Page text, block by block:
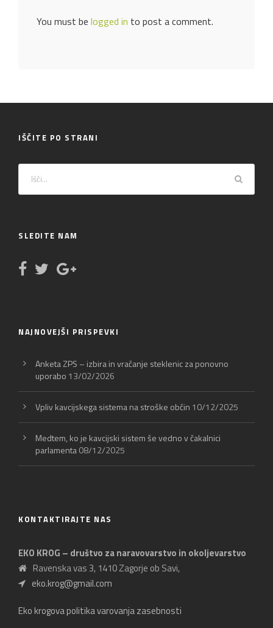
You must be logged in to post a comment.
IŠČITE PO STRANI
SLEDITE NAM
NAJNOVEJŠI PRISPEVKI
Anketa ZPS – izbira in vračanje steklenic za ponovno
uporabo 13/02/2026
Vpliv kavcijskega sistema na stroške občin 10/12/2025
Medtem, ko je kavcijski sistem še vedno v čakalnici
parlamenta08/12/2025
KONTAKTIRAJTE NAS
EKO KROG – društvo za naravovarstvo in okoljevarstvo
Ravenska vas 3, 1410 Zagorje ob Savi,
eko.krog@gmail.com
Eko krogova politika varovanja zasebnosti